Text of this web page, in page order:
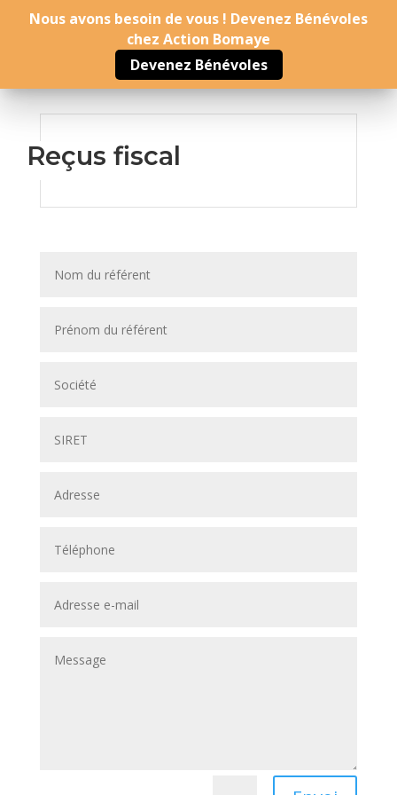
Reçus fiscal
Nous avons besoin de vous ! Devenez Bénévoles
chez Action Bomaye
Devenez Bénévoles